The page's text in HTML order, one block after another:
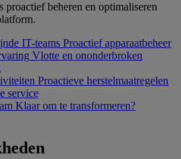
beheren en optimaliseren
IT-teams Proactief apparaatbeheer
Vlotte en ononderbroken
Proactieve herstelmaatregelen
service
Klaar om te transformeren?